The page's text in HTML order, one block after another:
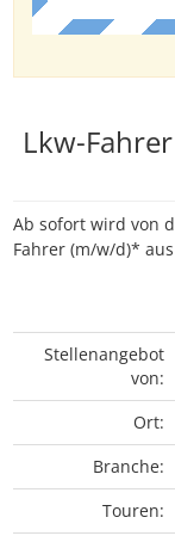
Lkw-
Ab sofort wird von
Fahrer (m/w/d)*
Stellenangebot
von:
Ort:
Branche:
Touren: